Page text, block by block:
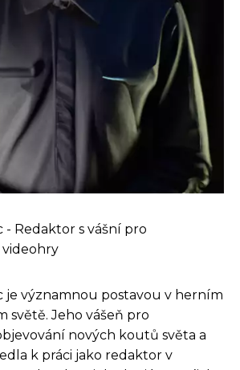
- Redaktor s vášní pro
je významnou postavou v herním
světě. Jeho vášeň pro
nových koutů světa a
k práci jako redaktor v